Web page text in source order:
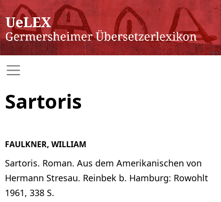
Sartoris
FAULKNER, WILLIAM
Sartoris. Roman. Aus dem Amerikanischen von
Hermann Stresau. Reinbek b. Hamburg: Rowohlt
1961, 338 S.